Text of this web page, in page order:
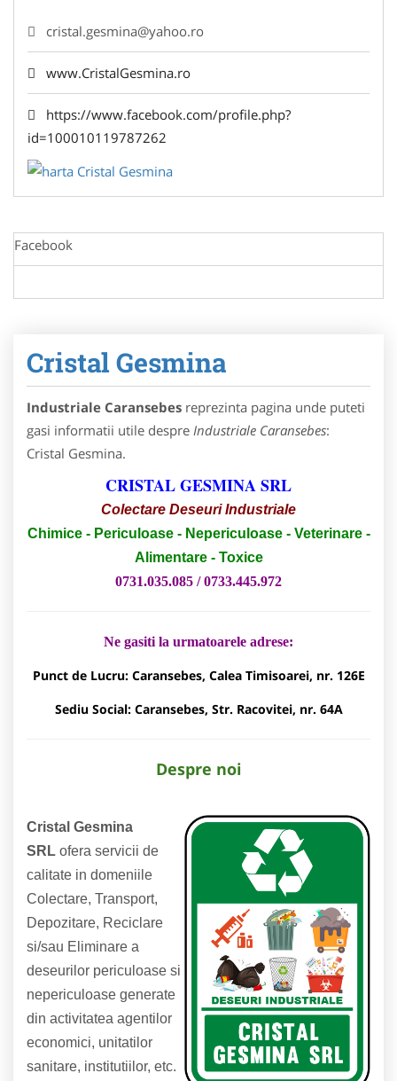
cristal.gesmina@yahoo.ro
www.CristalGesmina.ro
https://www.facebook.com/profile.php?
id=100010119787262
Facebook
Cristal Gesmina
Industriale Caransebes reprezinta pagina unde puteti
gasi informatii utile despre Industriale Caransebes:
Cristal Gesmina.
CRISTAL GESMINA SRL
Colectare Deseuri Industriale
Chimice - Periculoase - Nepericuloase - Veterinare -
Alimentare - Toxice
0731.035.085 /0733.445.972
Ne gasiti la urmatoarele adrese:
Punct de Lucru: Caransebes, Calea Timisoarei, nr. 126E
Sediu Social: Caransebes, Str. Racovitei, nr. 64A
Despre noi
Cristal Gesmina
SRL ofera servicii de
calitate in domeniile
Colectare, Transport,
Depozitare, Reciclare
si/sau Eliminare a
deseurilor periculoase si
nepericuloase generate
din activitatea agentilor
economici, unitatilor
sanitare, institutiilor, etc.